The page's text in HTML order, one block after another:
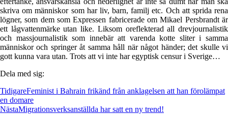
skriva om människor som har liv, barn, familj etc. Och att sprida rena
lögner, som dem som Expressen fabricerade om Mikael Persbrandt är
ett lågvattenmärke utan like. Liksom oreflekterad all drevjournalistik
och massjournalistik som innebär att varenda kotte sliter i samma
människor och springer åt samma håll när något händer; det skulle vi
gott kunna vara utan. Trots att vi inte har egyptisk censur i Sverige…
Dela med sig:
TidigareFeminist i Bahrain frikänd från anklagelsen att han förolämpat
en domare
NästaMigrationsverksanställda har satt en ny trend!